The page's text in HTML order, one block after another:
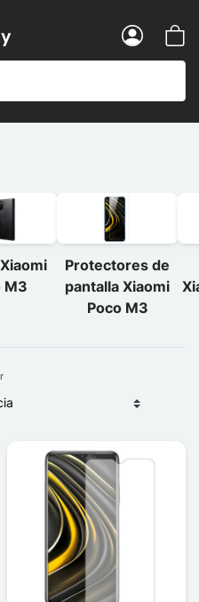
y accesorios para
M3
Protectores de
pantalla Xiaomi
Poco M3